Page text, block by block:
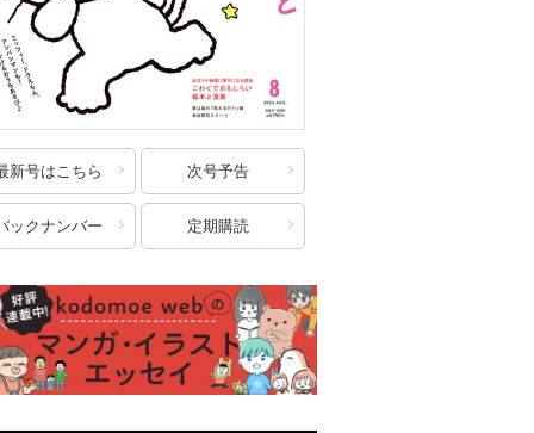
新号はこちら 次号予告
ックナンバー 定期購読